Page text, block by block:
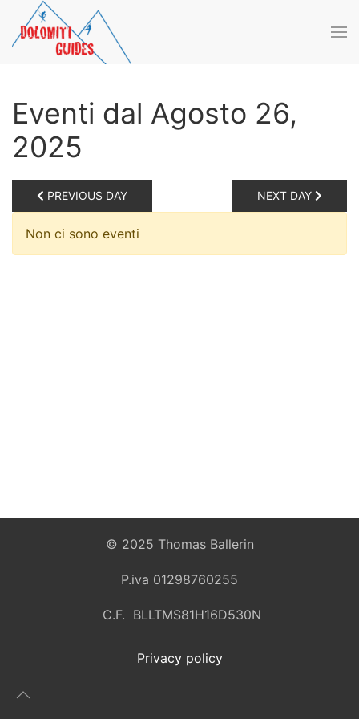
Skip to main content
Eventi dal Agosto 26,
2025
PREVIOUS DAY NEXT DAY
Non ci sono eventi
© 2025 Thomas Ballerin
P.iva 01298760255
C.F. BLLTMS81H16D530N
Privacy policy